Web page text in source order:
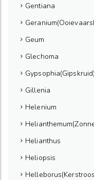
Gentiana
Geum
Glechoma
Gypsophia(Gipskruid)
Gillenia
Helenium
Helianthus
Heliopsis